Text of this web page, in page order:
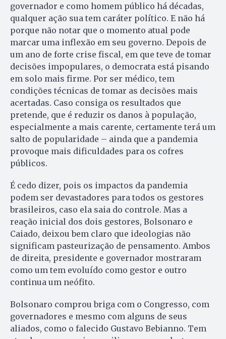
governador e como homem público há décadas,
qualquer ação sua tem caráter político. E não há
porque não notar que o momento atual pode
marcar uma inflexão em seu governo. Depois de
um ano de forte crise fiscal, em que teve de tomar
decisões impopulares, o democrata está pisando
em solo mais firme. Por ser médico, tem
condições técnicas de tomar as decisões mais
acertadas. Caso consiga os resultados que
pretende, que é reduzir os danos à população,
especialmente a mais carente, certamente terá um
salto de popularidade – ainda que a pandemia
provoque mais dificuldades para os cofres
públicos.
É cedo dizer, pois os impactos da pandemia
podem ser devastadores para todos os gestores
brasileiros, caso ela saia do controle. Mas a
reação inicial dos dois gestores, Bolsonaro e
Caiado, deixou bem claro que ideologias não
significam pasteurização de pensamento. Ambos
de direita, presidente e governador mostraram
como um tem evoluído como gestor e outro
continua um neófito.
Bolsonaro comprou briga com o Congresso, com
governadores e mesmo com alguns de seus
aliados, como o falecido Gustavo Bebianno. Tem